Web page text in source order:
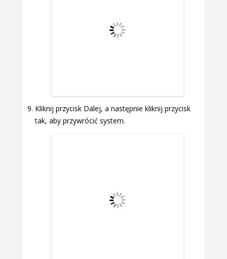
Kliknij przycisk Dalej, a następnie kliknij przycisk
tak, aby przywrócić system.